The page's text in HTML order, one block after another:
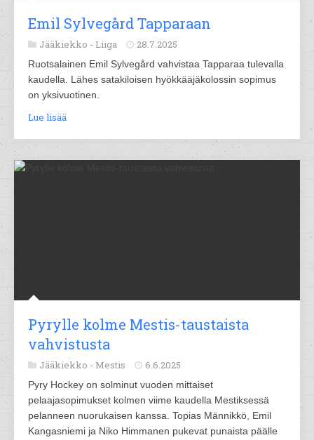
Emil Sylvegård Tapparaan
Jääkiekko - Liiga 28.7.2025
Ruotsalainen Emil Sylvegård vahvistaa Tapparaa tulevalla
kaudella. Lähes satakiloisen hyökkääjäkolossin sopimus
on yksivuotinen.
Lue lisää
Pyrylle kolme Mestis-taustaista
vahvistusta
Jääkiekko - Mestis 6.6.2025
Pyry Hockey on solminut vuoden mittaiset
pelaajasopimukset kolmen viime kaudella Mestiksessä
pelanneen nuorukaisen kanssa. Topias Männikkö, Emil
Kangasniemi ja Niko Himmanen pukevat punaista päälle